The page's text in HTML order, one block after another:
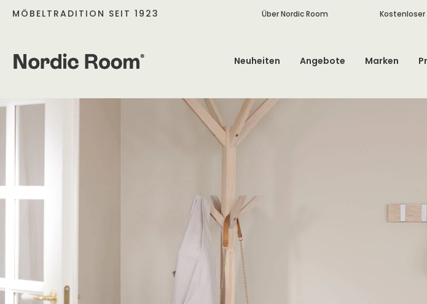
MÖBELTRADITION SEIT 1923 Über Nordic Room
Neuheiten Angebote Marken